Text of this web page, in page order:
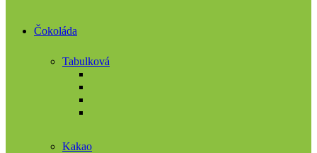
Čokoláda
Tabulková
Kakao